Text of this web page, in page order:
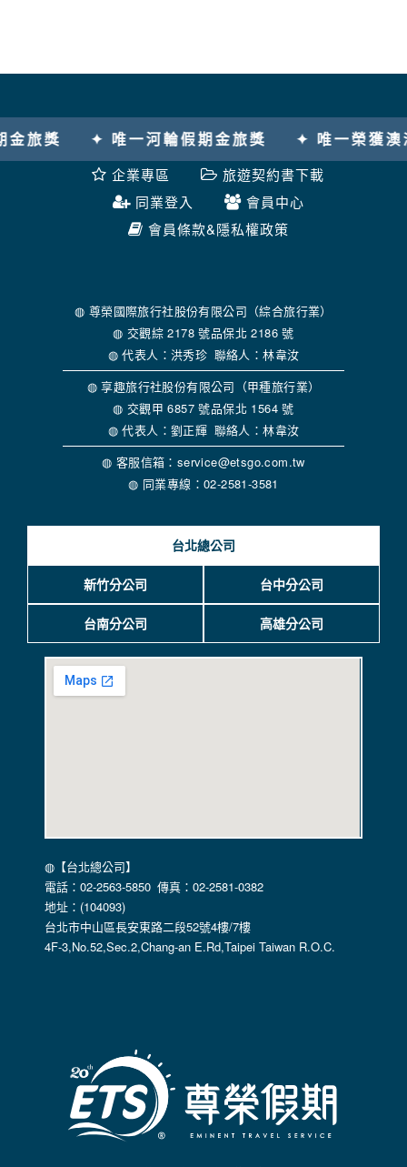
個人的資料，其範圍如下：
於一般瀏覽時，伺服器會自行記錄相關行徑，包括您使用連線
設備的 IP 位址、使用時間、使用的瀏覽器、瀏覽及點選資料記
錄等，做為我們增進網站服務的參考依據，此記錄為內部應
用，決不對外公布。
為提供精確的服務，我們會將收集的問卷調查內容進行統計與
分析，分析結果之統計數據或說明文字呈現，除供內部研究
外，我們會視需要公佈統計數據及說明文字，但不涉及特定個
在您於本網站註冊帳號、使用本網站相關產品、服務、活動或
贈獎時，本網站會收集您的個人識別資料，本網站也可以從商
業夥伴處取得個人資料。
當客戶在本網站註冊時，我們會取得您的姓名、電話、住址、
身份證字號、電子郵件、出生日期、性別、行業等相關資料，
當您註冊成功，並登入使用我們的服務後，我們即取得您的資
料。註冊時，本網站取得您的姓名、電話、住址、身份證字
號、電子郵件、出生日期、性別、行業等相關資料，當您註冊
成功，並登入使用我們的服務後，本網站即取得您的資料。
其他除了上述，會保留您在上網瀏覽或查詢時，伺服器自行產
生的相關記錄，包括您使用連線設備的 IP 位址、使用時間、使
的瀏覽器予以標示，歸納使用者瀏覽器在本網站內部所瀏覽的
網頁，除非您願意告知您的個人資料，否則本網站不會也無法
將此項記錄和您對應。請您注意，在本網站網刊登廣告之廠
商，或與連結本網站，也可能蒐集您個人的資料。對於您主動
提供的個人資訊，這些廣告廠商、或連結網站有其個別的私權
保護政策，其資料處理措施不適用本網站隱私權保護政策，本
公司不負任何連帶責任。
本網站將在事前或註冊登錄取得您的同意後，傳送商業性資料
或電子郵件給您。本公司除了在該資料或電子郵件上註明是由
本公司發送，也會在該資料或電子郵件上提供您能隨時停止接
違反本公司旗下網站的會員條款或產品、服務的特定使用指
南。
2.為了保護使用者個人隱私，我們無法為您查詢其他使用者的
帳號資料。若您有相關法律上問題需查閱他人資料時，請務必
向警政單位提出告訴，我們將全力配合警政單位調查並提供所
有相關資料，以協助調查及破案！
或關閉網頁瀏覽器，以防止他人讀取您的個人資料。
倘若您發現有任何非經授權的第三者使用您的帳號進行任何詢
問或訂購時，請立即通知本站。
獎 ✦ 唯一河輪假期金旅獎 ✦ 唯一榮獲澳洲
企業專區
旅遊契約書下載
同業登入
會員中心
會員條款&隱私權政策
◍ 尊榮國際旅行社股份有限公司（綜合旅行業）
◍ 交觀綜 2178 號品保北 2186 號
◍ 代表人：洪秀珍 聯絡人：林韋汝
◍ 享趣旅行社股份有限公司（甲種旅行業）
◍ 交觀甲 6857 號品保北 1564 號
◍ 代表人：劉正輝 聯絡人：林韋汝
◍ 客服信箱：service@etsgo.com.tw
◍ 同業專線：02-2581-3581
台北總公司
新竹分公司 台中分公司
台南分公司 高雄分公司
◍【台北總公司】
電話：02-2563-5850 傳真：02-2581-0382
地址：(104093)
台北市中山區長安東路二段52號4樓/7樓
4F-3,No.52,Sec.2,Chang-an E.Rd,Taipei Taiwan R.O.C.